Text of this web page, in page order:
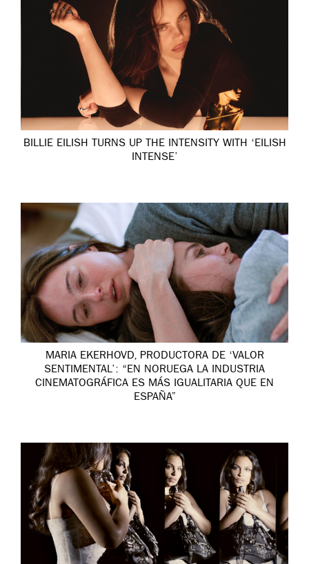
BILLIE EILISH TURNS UP THE INTENSITY WITH ‘EILISH
INTENSE’
MARIA EKERHOVD, PRODUCTORA DE ‘VALOR
SENTIMENTAL’: “EN NORUEGA LA INDUSTRIA
CINEMATOGRÁFICA ES MÁS IGUALITARIA QUE EN
ESPAÑA”